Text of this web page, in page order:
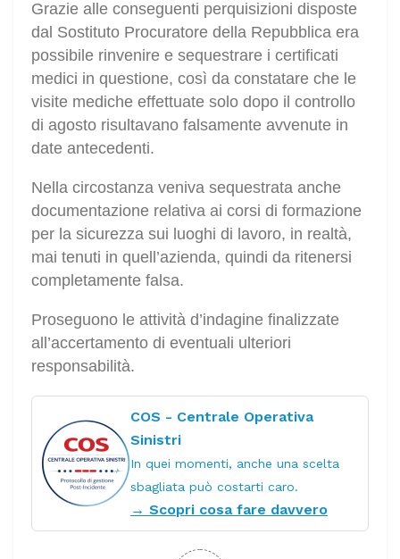
Grazie alle conseguenti perquisizioni disposte
dal Sostituto Procuratore della Repubblica era
possibile rinvenire e sequestrare i certificati
medici in questione, così da constatare che le
visite mediche effettuate solo dopo il controllo
di agosto risultavano falsamente avvenute in
date antecedenti.
Nella circostanza veniva sequestrata anche
documentazione relativa ai corsi di formazione
per la sicurezza sui luoghi di lavoro, in realtà,
mai tenuti in quell’azienda, quindi da ritenersi
completamente falsa.
Proseguono le attività d’indagine finalizzate
all’accertamento di eventuali ulteriori
responsabilità.
COS - Centrale Operativa
Sinistri
In quei momenti, anche una scelta
sbagliata può costarti caro.
→ Scopri cosa fare davvero